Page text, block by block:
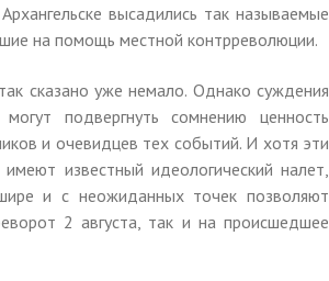
высадились так называемые
на помощь местной контрреволюции.
сказано уже немало. Однако суждения
подвергнуть сомнению ценность
и очевидцев тех событий. И хотя эти
известный идеологический налет,
и с неожиданных точек позволяют
2 августа, так и на происшедшее